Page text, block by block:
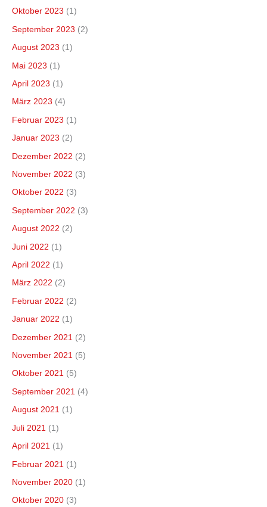
Oktober 2023 (1)
September 2023 (2)
August 2023 (1)
Mai 2023 (1)
April 2023 (1)
März 2023 (4)
Februar 2023 (1)
Januar 2023 (2)
Dezember 2022 (2)
November 2022 (3)
Oktober 2022 (3)
September 2022 (3)
August 2022 (2)
Juni 2022 (1)
April 2022 (1)
März 2022 (2)
Februar 2022 (2)
Januar 2022 (1)
Dezember 2021 (2)
November 2021 (5)
Oktober 2021 (5)
September 2021 (4)
August 2021 (1)
Juli 2021 (1)
April 2021 (1)
Februar 2021 (1)
November 2020 (1)
Oktober 2020 (3)